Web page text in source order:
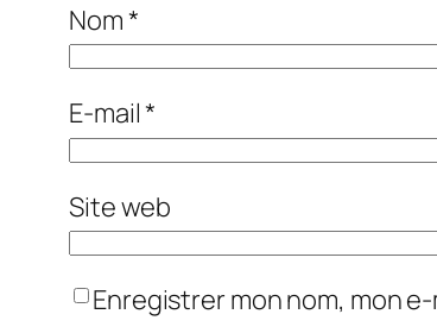
Nom*
E-mail*
Site web
Enregistrer mon nom, mon